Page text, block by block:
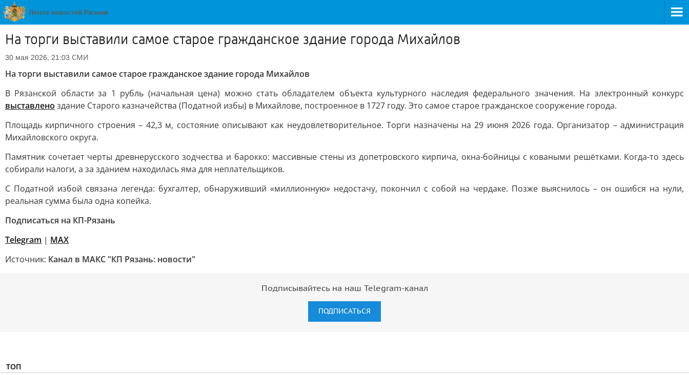
На торги выставили самое старое гражданское здание города Михайлов
30 мая 2026, 21:03 СМИ
На торги выставили самое старое гражданское здание города Михайлов
В Рязанской области за 1 рубль (начальная цена) можно стать обладателем объекта культурного наследия федерального значения. На электронный конкурс
выставлено здание Старого казначейства (Податной избы) в Михайлове, построенное в 1727 году. Это самое старое гражданское сооружение города.
Площадь кирпичного строения – 42,3 м, состояние описывают как неудовлетворительное. Торги назначены на 29 июня 2026 года. Организатор – администрация
Михайловского округа.
Памятник сочетает черты древнерусского зодчества и барокко: массивные стены из допетровского кирпича, окна-бойницы с коваными решётками. Когда-то здесь
собирали налоги, а за зданием находилась яма для неплательщиков.
С Податной избой связана легенда: бухгалтер, обнаруживший «миллионную» недостачу, покончил с собой на чердаке. Позже выяснилось – он ошибся на нули,
реальная сумма была одна копейка.
Подписаться на КП-Рязань
Telegram | МАХ
Источник: Канал в МАКС "КП Рязань: новости"
Подписывайтесь на наш Telegram-канал
ПОДПИСАТЬСЯ
ТОП